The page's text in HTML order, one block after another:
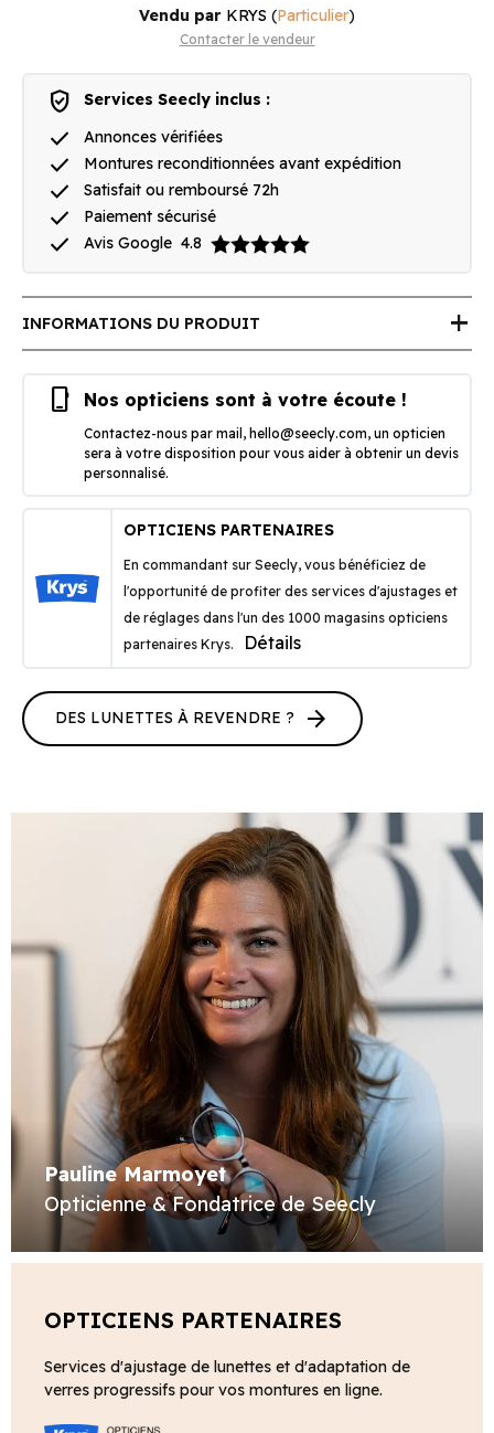
Vendu par KRYS (Particulier)
Contacter le vendeur
verified_user Services Seecly inclus :
done Annonces vérifiées
done Montures reconditionnées avant expédition
done Satisfait ou remboursé 72h
done Paiement sécurisé
done Avis Google 4.8
INFORMATIONS DU PRODUIT add
phone_iphone Nos opticiens sont à votre écoute !
Contactez-nous par mail, hello@seecly.com, un opticien
sera à votre disposition pour vous aider à obtenir un devis
personnalisé.
OPTICIENS PARTENAIRES
En commandant sur Seecly, vous bénéficiez de
l'opportunité de profiter des services d'ajustages et
de réglages dans l'un des 1000 magasins opticiens
partenaires Krys.
Détails
DES LUNETTES À REVENDRE ? arrow_forward
Pauline Marmoyet
Opticienne & Fondatrice de Seecly
OPTICIENS PARTENAIRES
Services d'ajustage de lunettes et d'adaptation de
verres progressifs pour vos montures en ligne.